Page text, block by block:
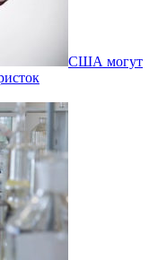
США могут